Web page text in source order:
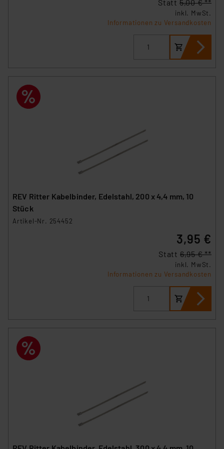
Europäischen Kommission sowie einer eigenen
Beurteilung der mit der Datenübermittlung,
Statt 5,00 € **
inkl. MwSt.
Informationen zu Versandkosten
REV Ritter Kabelbinder, Edelstahl, 200 x 4,4 mm, 10
Stück
Artikel-Nr. 254452
3,95 €
Statt 6,95 € **
inkl. MwSt.
Informationen zu Versandkosten